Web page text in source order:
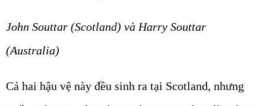
John Souttar (Scotland) và Harry Souttar
(Australia)
Cả hai hậu vệ này đều sinh ra tại Scotland, nhưng